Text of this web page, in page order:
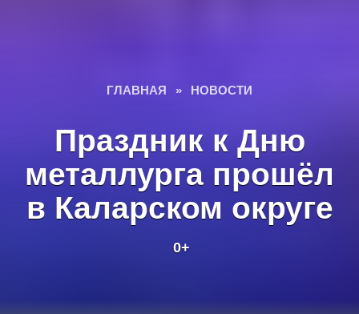
ГЛАВНАЯ » НОВОСТИ
Праздник к Дню
металлурга прошёл
в Каларском округе
0+